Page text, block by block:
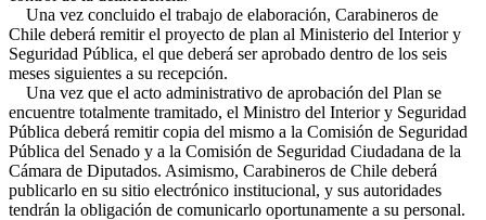
Una vez concluido el trabajo de elaboración, Carabineros de
Chile deberá remitir el proyecto de plan al Ministerio del Interior y
Seguridad Pública, el que deberá ser aprobado dentro de los seis
meses siguientes a su recepción.
Una vez que el acto administrativo de aprobación del Plan se
encuentre totalmente tramitado, el Ministro del Interior y Seguridad
Pública deberá remitir copia del mismo a la Comisión de Seguridad
Pública del Senado y a la Comisión de Seguridad Ciudadana de la
Cámara de Diputados. Asimismo, Carabineros de Chile deberá
publicarlo en su sitio electrónico institucional, y sus autoridades
tendrán la obligación de comunicarlo oportunamente a su personal.